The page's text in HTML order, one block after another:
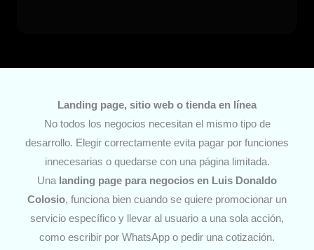
Landing page, sitio web o tienda en línea
No todos los negocios necesitan el mismo tipo de
desarrollo. Elegir correctamente evita pagar por funciones
innecesarias o quedarse con una página limitada.
Una landing page para negocios en Luis Donaldo
Colosio, funciona bien cuando se quiere promocionar un
servicio específico y llevar al usuario a una sola acción,
como escribir por WhatsApp o pedir una cotización.